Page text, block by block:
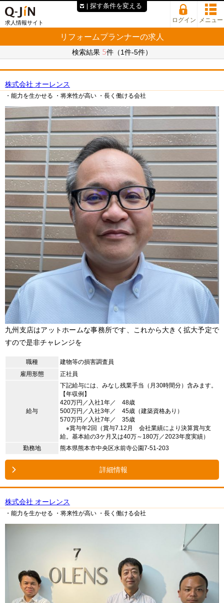
求人情報サイト ログイン メニュー
リフォームプランナーの求人
検索結果 5件（1件-5件）
株式会社 オーレンス
・能力を生かせる ・将来性が高い ・長く働ける会社
九州支店はアットホームな事務所です、これから大きく拡大予定で
すので是非チャレンジを
職種
建物等の損害調査員
雇用形態
正社員
給与
下記給与には、みなし残業手当（月30時間分）含みます。
【年収例】
420万円／入社1年／ 48歳
500万円／入社3年／ 45歳（建築資格あり）
570万円／入社7年／ 35歳
※賞与年2回（賞与7.12月 会社業績により決算賞与支
給。基本給の3ケ月又は40万～180万／2023年度実績）
勤務地
熊本県熊本市中央区水前寺公園7-51-203
詳細情報
株式会社 オーレンス
・能力を生かせる ・将来性が高い ・長く働ける会社
探す条件を変える